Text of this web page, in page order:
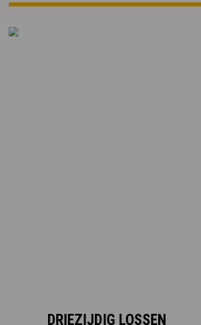
DRIEZIJDIG LOSSEN